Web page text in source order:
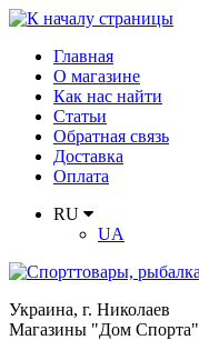
Главная
О магазине
Как нас найти
Статьи
Обратная связь
Доставка
Оплата
RU
UA
Украина, г. Николаев
Магазины "Дом Спорта"